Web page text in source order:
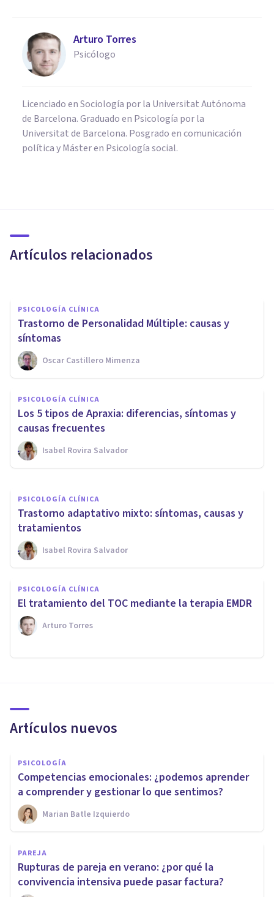
Arturo Torres
Psicólogo
Licenciado en Sociología por la Universitat Autónoma
de Barcelona. Graduado en Psicología por la
Universitat de Barcelona. Posgrado en comunicación
política y Máster en Psicología social.
Artículos relacionados
ilimitada): causas y síntomas
PSICOLOGÍA CLÍNICA
Trastorno de Personalidad Múltiple: causas y
síntomas
Oscar Castillero Mimenza
PSICOLOGÍA CLÍNICA
Los 5 tipos de Apraxia: diferencias, síntomas y
causas frecuentes
Isabel Rovira Salvador
15 pasos para realizar un
examen mental en terapia
María José Rosas Carmona
PSICOLOGÍA CLÍNICA
Trastorno adaptativo mixto: síntomas, causas y
tratamientos
Isabel Rovira Salvador
PSICOLOGÍA CLÍNICA
El tratamiento del TOC mediante la terapia EMDR
Arturo Torres
Artículos nuevos
PSICOLOGÍA
Competencias emocionales: ¿podemos aprender
a comprender y gestionar lo que sentimos?
Marian Batle Izquierdo
PAREJA
Rupturas de pareja en verano: ¿por qué la
convivencia intensiva puede pasar factura?